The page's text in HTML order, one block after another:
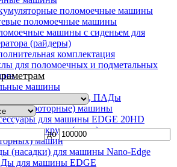
поломоечные машины
поломоечные машины
машины с сиденьем для
(райдеры)
комплектация
для поломоечных и подметальных
машины
(роторные) машины, ПАДы
(роторные) машины
для машины EDGE 20HD
круги (пады) для дисковых
машин
(насадки) для машины Nano-Edge
для машины EDGE
до